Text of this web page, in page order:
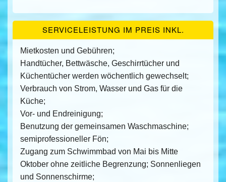
SERVICELEISTUNG IM PREIS INKL.
Mietkosten und Gebühren;
Handtücher, Bettwäsche, Geschirrtücher und
Küchentücher werden wöchentlich gewechselt;
Verbrauch von Strom, Wasser und Gas für die
Küche;
Vor- und Endreinigung;
Benutzung der gemeinsamen Waschmaschine;
semiprofessioneller Fön;
Zugang zum Schwimmbad von Mai bis Mitte
Oktober ohne zeitliche Begrenzung; Sonnenliegen
und Sonnenschirme;